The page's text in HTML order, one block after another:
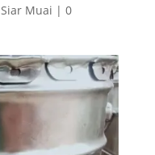
Siar Muai | 0